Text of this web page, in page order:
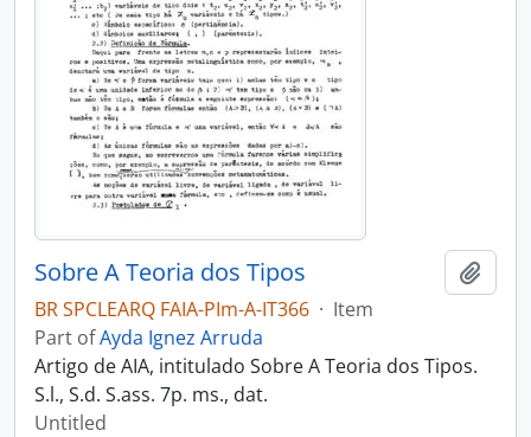
Sobre A Teoria dos Tipos
BR SPCLEARQ FAIA-PIm-A-IT366 · Item
Part ofAyda Ignez Arruda
Artigo de AIA, intitulado Sobre A Teoria dos Tipos.
S.l., S.d. S.ass. 7p. ms., dat.
Untitled